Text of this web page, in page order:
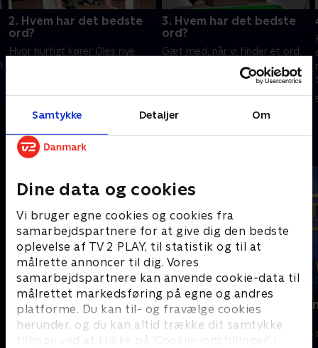
Samtykke Detaljer Om
Dine data og cookies
Vi bruger egne cookies og cookies fra
samarbejdspartnere for at give dig den bedste
oplevelse af TV 2 PLAY, til statistik og til at
målrette annoncer til dig. Vores
samarbejdspartnere kan anvende cookie-data til
målrettet markedsføring på egne og andres
platforme. Du kan til- og fravælge cookies
herunder, og du kan altid trække dit samtykke
tilbage ved at klikke på ’Cookie-indstillinger’ i
2. Hvem har det bedste
ord?
Hvor hurtigt kører Oles nye
3. september 2024 • 30 min
3. Hvem har det bedste
ord?
Gæt med, når vi finder et ord
på syv bogstaver i kategorien
'Hos bageren'. Konkurrencen
4. september 2024 • 30 min
Andre så også
Lykkehjulet
Quiz-shows • 2 sæsoner
Feltet -
quizkamp
Quiz-shows •